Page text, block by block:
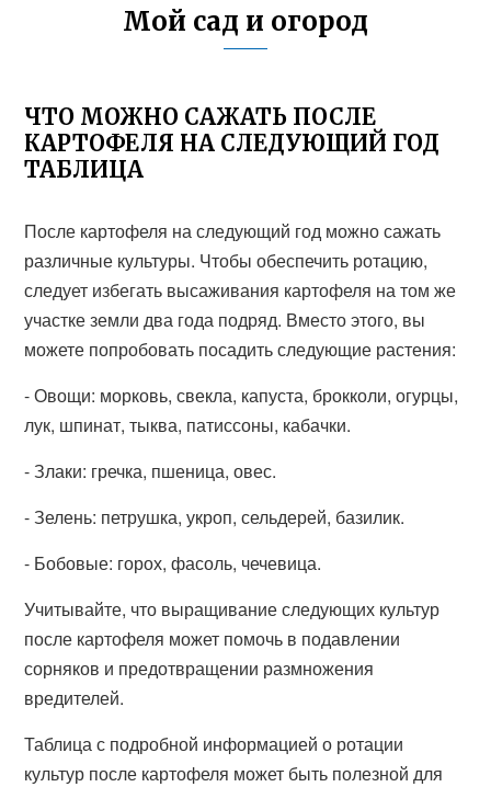
Мой сад и огород
ЧТО МОЖНО САЖАТЬ ПОСЛЕ
КАРТОФЕЛЯ НА СЛЕДУЮЩИЙ ГОД
ТАБЛИЦА
После картофеля на следующий год можно сажать
различные культуры. Чтобы обеспечить ротацию,
следует избегать высаживания картофеля на том же
участке земли два года подряд. Вместо этого, вы
можете попробовать посадить следующие растения:
- Овощи: морковь, свекла, капуста, брокколи, огурцы,
лук, шпинат, тыква, патиссоны, кабачки.
- Злаки: гречка, пшеница, овес.
- Зелень: петрушка, укроп, сельдерей, базилик.
- Бобовые: горох, фасоль, чечевица.
Учитывайте, что выращивание следующих культур
после картофеля может помочь в подавлении
сорняков и предотвращении размножения
вредителей.
Таблица с подробной информацией о ротации
культур после картофеля может быть полезной для